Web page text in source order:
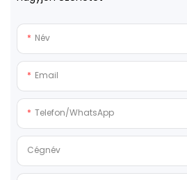
Név
Email
Telefon/WhatsApp
Cégnév